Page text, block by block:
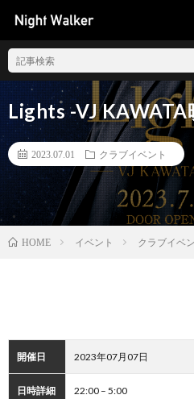
Lights -VJ KAWATA
2023.07.01 クラブイベント
HOME イベント クラブイベ
開催日 2023年07月07日
日時詳細 22:00 – 5:00